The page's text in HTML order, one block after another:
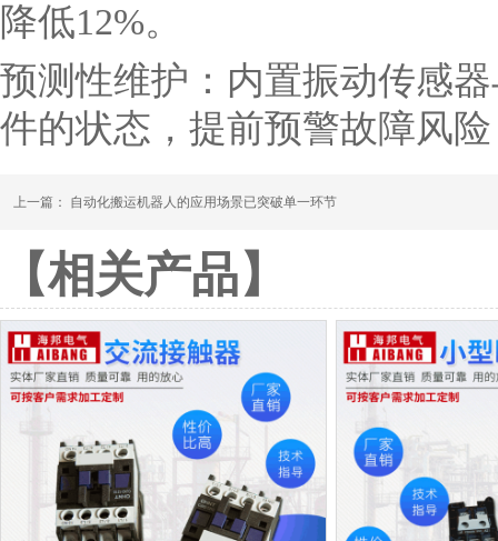
降低12%。
预测性维护：内置振动传感
件的状态，提前预警故障风
上一篇： 自动化搬运机器人的应用场景已突破单一环节
【相关产品】